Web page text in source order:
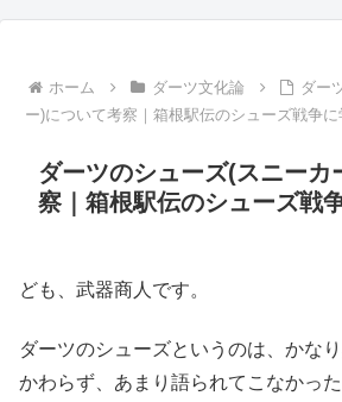
ホーム ダーツ文化論
ダー
ー)について考察｜箱根駅伝のシューズ戦争に
ダーツのシューズ(スニーカ
察｜箱根駅伝のシューズ戦
ども、武器商人です。
ダーツのシューズというのは、かな
かわらず、あまり語られてこなかっ